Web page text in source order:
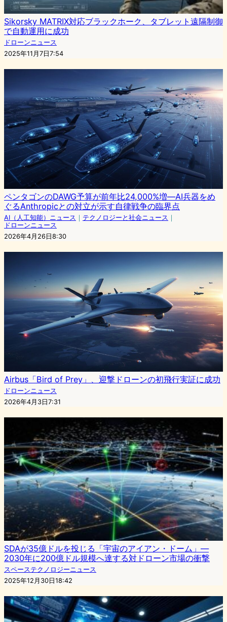
Sikorsky MATRIX対応ブラックホーク、タブレット遠隔制御
で自動運用に成功
ドローンニュース
2025年11月7日7:54
ペンタゴンのDAWG予算が前年比24,000%増—AI兵器をめ
ぐるAnthropicとの対立が示す自律戦争の臨界点
AI（人工知能）ニュース ｜ テクノロジーと社会ニュース ｜
ドローンニュース
2026年4月26日8:30
Airbus「Bird of Prey」、迎撃ドローンの初飛行実証に成功
ドローンニュース
2026年4月3日7:31
SDAが35億ドルを投じる「宇宙のアイアン・ドーム」—
2030年に200億ドル規模へ達する対ドローン市場の衝撃
スペーステクノロジーニュース
2025年12月30日18:42